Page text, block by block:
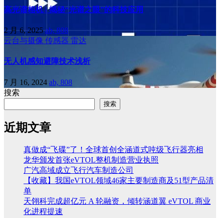
高光谱相机 | 揭秘“光谱之眼”的科技应用
2 月 6, 2025ab, 808
云台与摄像 传感器 雷达
无人机感知避障技术浅析
7 月 16, 2024 ab, 808
搜索
搜索
近期文章
真做成“飞碟”了！全球首创全涵道式吨级飞行器亮相
龙华颁发首张eVTOL整机制造营业执照
广汽高域成立飞行汽车制造公司
【收藏】我国eVTOL领域46家主要制造商及51型产品清
单
天翎科完成超亿元 A 轮融资，倾转涵道翼 eVTOL 商业
化进程提速